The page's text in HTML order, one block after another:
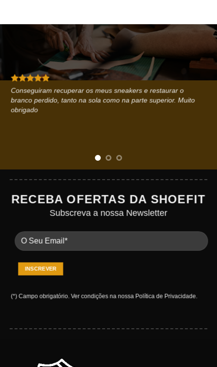
Conseguiram recuperar os meus sneakers e restaurar o
branco perdido, tanto na sola como na parte superior. Muito
obrigado
RECEBA OFERTAS DA SHOEFIT
Subscreva a nossa Newsletter
(*) Campo obrigatório. Ver condições na nossa Política de Privacidade